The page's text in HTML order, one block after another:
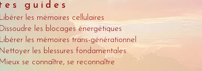
guides
Libérer les mémoires cellulaires
Dissoudre les blocages énergétiques
Libérer les mémoires trans-générationnel
Nettoyer les blessures fondamentales
Mieux se connaître, se reconnaître